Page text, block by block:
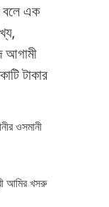
বলে এক
আগামী
টাকার
ওসমানী
আমির খসরু